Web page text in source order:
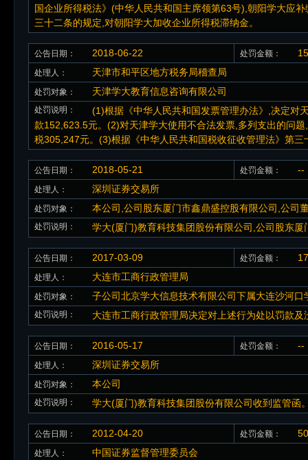
国企业所得税法》(中华人民共和国主席领第63号),朝阳学大应
三十二条的规定,对朝阳学大加收企业所得税滞纳金。
公告日期： 2018-06-22 处罚金额：
处理人： 天津市和平区地方税务局稽查局
处罚对象： 天津学大教育信息咨询有限公司
处罚说明：
(1)根据《中华人民共和国发票管理办法》,决定对
款152,623.5元。(2)对天津学大使用不合法发票,多列支出的问
税305,247元。(3)根据《中华人民共和国税收征收管理法》第
公告日期： 2018-05-21 处罚金额： --
处理人： 深圳证券交易所
处罚对象： 本公司,公司股东厦门市鑫鼎盛控股有限公司,公司
处罚说明： 学大(厦门)教育科技集团股份有限公司,公司股东
公告日期： 2017-03-09 处罚金额：
处理人： 大连市工商行政管理局
处罚对象： 子公司北京学大信息技术有限公司下属大连沙河口
处罚说明： 大连市工商行政管理局决定对上述行为处以罚款
公告日期： 2016-05-17 处罚金额： --
处理人： 深圳证券交易所
处罚对象： 本公司
处罚说明： 学大(厦门)教育科技集团股份有限公司收到监管函
公告日期： 2012-04-20 处罚金额：
处理人： 中国证券监督管理委员会